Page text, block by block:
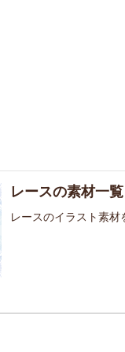
レースの素材一覧
レースのイラスト素材